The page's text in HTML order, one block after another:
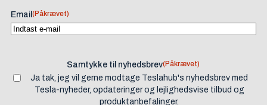
Email (Påkrævet)
Samtykke til nyhedsbrev(Påkrævet)
Ja tak, jeg vil gerne modtage Teslahub's nyhedsbrev med
Tesla-nyheder, opdateringer og lejlighedsvise tilbud og
produktanbefalinger.